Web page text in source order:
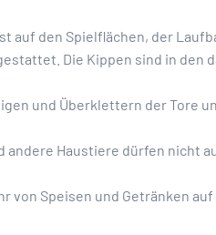
auf den Spielflächen, der
Die Kippen sind in den
und Überklettern der Tore
andere Haustiere dürfen nicht
von Speisen und Getränken